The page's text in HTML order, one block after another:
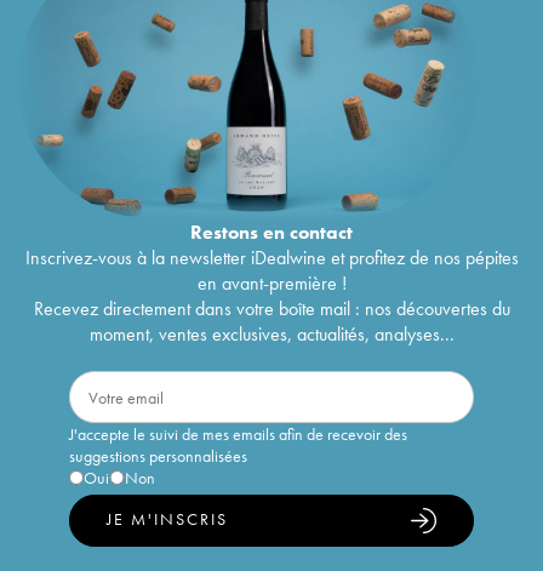
Restons encontact
Inscrivez-vous à la newsletter iDealwine et profitez de nos pépites
en avant-première !
Recevez directement dans votre boîte mail : nos découvertes du
moment, ventes exclusives, actualités, analyses...
J'accepte le suivi de mes emails afin de recevoir des
suggestions personnalisées
Oui
Non
JE M'INSCRIS